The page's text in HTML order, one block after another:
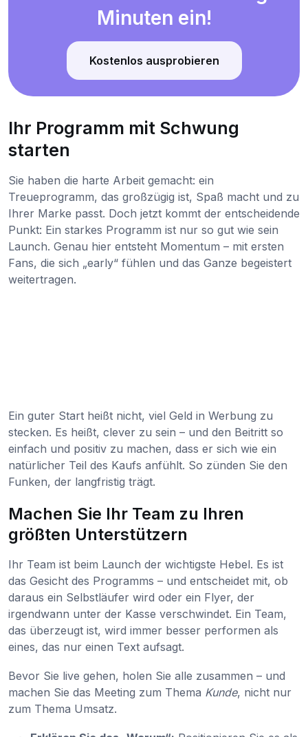
Minuten ein!
Kostenlos ausprobieren
Ihr Programm mit Schwung
starten
Sie haben die harte Arbeit gemacht: ein
Treueprogramm, das großzügig ist, Spaß macht und zu
Ihrer Marke passt. Doch jetzt kommt der entscheidende
Punkt: Ein starkes Programm ist nur so gut wie sein
Launch. Genau hier entsteht Momentum – mit ersten
Fans, die sich „early“ fühlen und das Ganze begeistert
weitertragen.
Ein guter Start heißt nicht, viel Geld in Werbung zu
stecken. Es heißt, clever zu sein – und den Beitritt so
einfach und positiv zu machen, dass er sich wie ein
natürlicher Teil des Kaufs anfühlt. So zünden Sie den
Funken, der langfristig trägt.
Machen Sie Ihr Team zu Ihren
größten Unterstützern
Ihr Team ist beim Launch der wichtigste Hebel. Es ist
das Gesicht des Programms – und entscheidet mit, ob
daraus ein Selbstläufer wird oder ein Flyer, der
irgendwann unter der Kasse verschwindet. Ein Team,
das überzeugt ist, wird immer besser performen als
eines, das nur einen Text aufsagt.
Bevor Sie live gehen, holen Sie alle zusammen – und
machen Sie das Meeting zum Thema Kunde, nicht nur
zum Thema Umsatz.